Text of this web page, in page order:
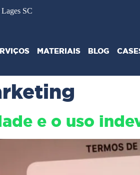
SC
MATERIAIS BLOG
e o uso